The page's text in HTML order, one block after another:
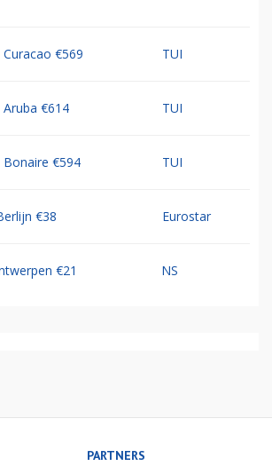
€569 TUI
€614 TUI
€594 TUI
€38 Eurostar
€21 NS
PARTNERS